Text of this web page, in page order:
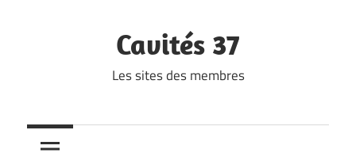
Cavités 37
Les sites des membres